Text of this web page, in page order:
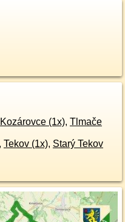
Kozárovce (1x), Tlmače
, Tekov (1x), Starý Tekov